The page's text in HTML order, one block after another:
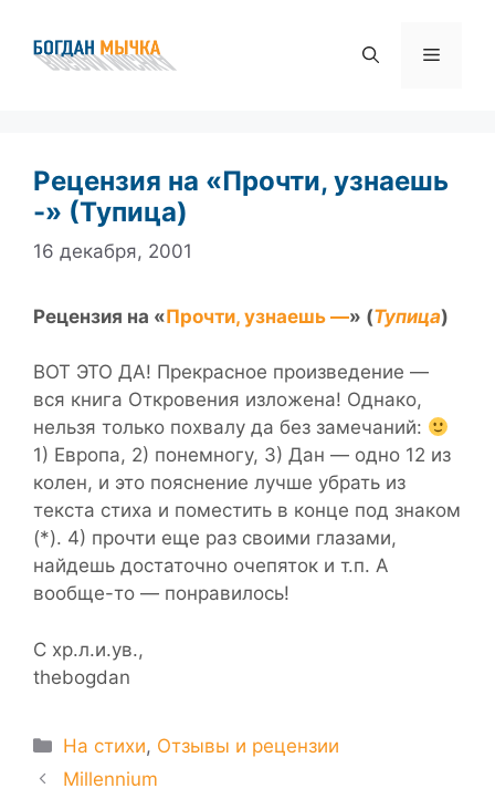
содержимому
Меню
Рецензия на «Прочти, узнаешь
-» (Тупица)
16 декабря, 2001
Рецензия на «Прочти, узнаешь —» (Тупица)
ВОТ ЭТО ДА! Прекрасное произведение —
вся книга Откровения изложена! Однако,
нельзя только похвалу да без замечаний:
1) Европа, 2) понемногу, 3) Дан — одно 12 из
колен, и это пояснение лучше убрать из
текста стиха и поместить в конце под знаком
(*). 4) прочти еще раз своими глазами,
найдешь достаточно очепяток и т.п. А
вообще-то — понравилось!
С хр.л.и.ув.,
thebogdan
Рубрики
На стихи, Отзывы и рецензии
Millennium